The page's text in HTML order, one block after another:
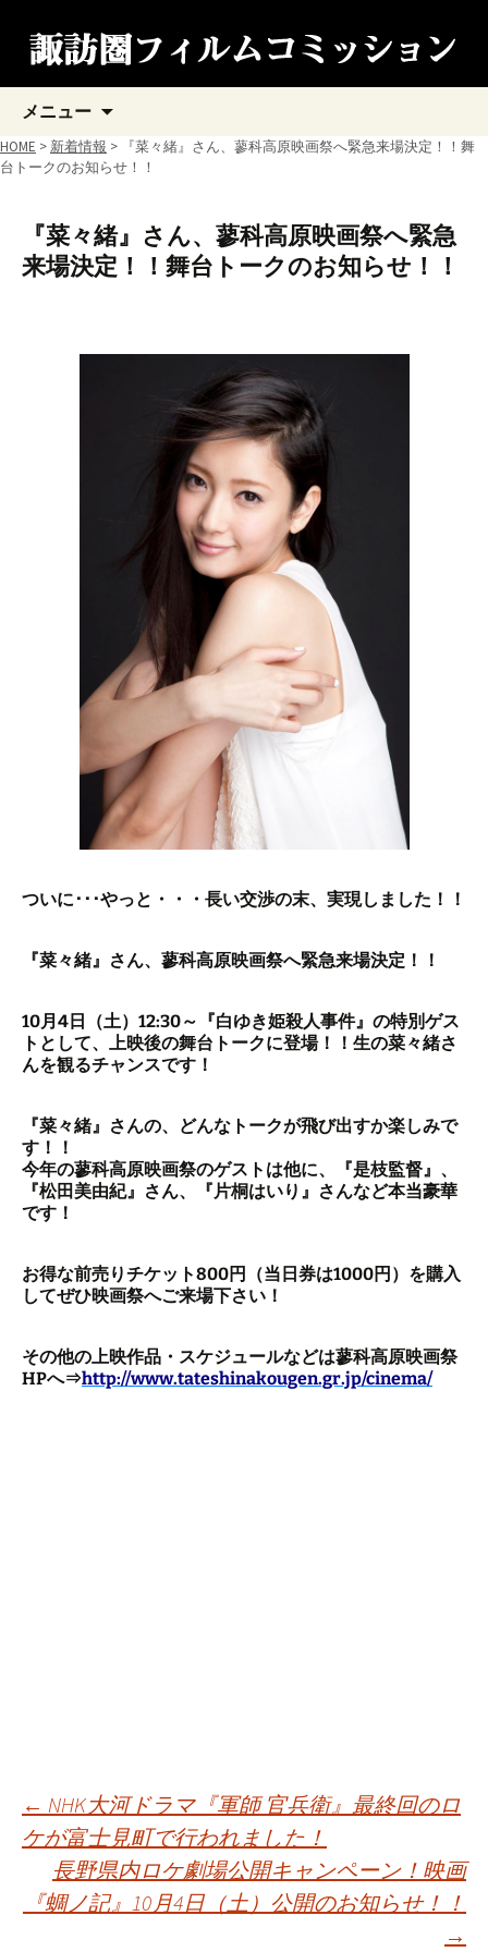
メニュー
テ
ン
ツ
キ
ッ
プ
HOME > 新着情報 > 『菜々緒』さん、蓼科高原映画祭へ緊急来場決定！！舞
台トークのお知らせ！！
『菜々緒』さん、蓼科高原映画祭へ緊急
来場決定！！舞台トークのお知らせ！！
ついに･･･やっと・・・長い交渉の末、実現しました！！
『菜々緒』さん、蓼科高原映画祭へ緊急来場決定！！
10月4日（土）12:30～『白ゆき姫殺人事件』の特別ゲス
トとして、上映後の舞台トークに登場！！生の菜々緒さ
んを観るチャンスです！
『菜々緒』さんの、どんなトークが飛び出すか楽しみで
す！！
今年の蓼科高原映画祭のゲストは他に、『是枝監督』、
『松田美由紀』さん、『片桐はいり』さんなど本当豪華
です！
お得な前売りチケット800円（当日券は1000円）を購入
してぜひ映画祭へご来場下さい！
その他の上映作品・スケジュールなどは蓼科高原映画祭
HPへ⇒http://www.tateshinakougen.gr.jp/cinema/
投
稿
← NHK大河ドラマ『軍師 官兵衛』最終回のロ
ケが富士見町で行われました！
長野県内ロケ劇場公開キャンペーン！映画
『蜩ノ記』10月4日（土）公開のお知らせ！！
→